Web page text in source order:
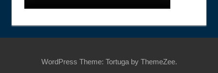
WordPress Theme: Tortuga by ThemeZee.